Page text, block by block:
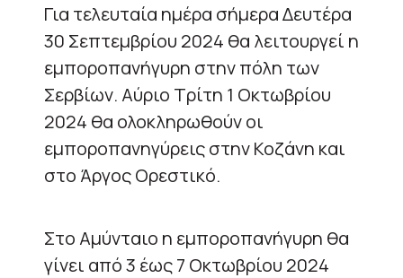
Για τελευταία ημέρα σήμερα Δευτέρα
30 Σεπτεμβρίου 2024 θα λειτουργεί η
εμποροπανήγυρη στην πόλη των
Σερβίων. Αύριο Τρίτη 1 Οκτωβρίου
2024 θα ολοκληρωθούν οι
εμποροπανηγύρεις στην Κοζάνη και
στο Άργος Ορεστικό.
Στο Αμύνταιο η εμποροπανήγυρη θα
γίνει από 3 έως 7 Οκτωβρίου 2024